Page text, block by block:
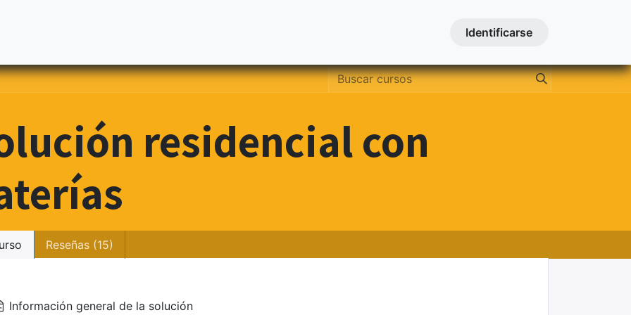
Identificarse
residencial con
Reseñas (15)
Información general de la solución